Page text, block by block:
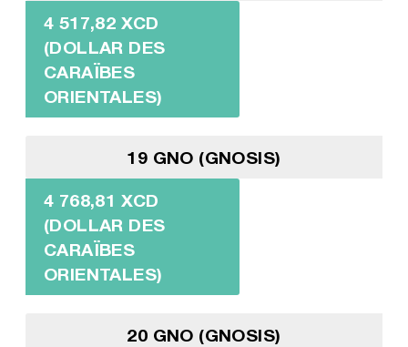
4 517,82 XCD
(DOLLAR DES
CARAÏBES
ORIENTALES)
19 GNO (GNOSIS)
4 768,81 XCD
(DOLLAR DES
CARAÏBES
ORIENTALES)
20 GNO (GNOSIS)